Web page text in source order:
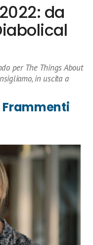
da
per The Things About
in uscita a
Frammenti